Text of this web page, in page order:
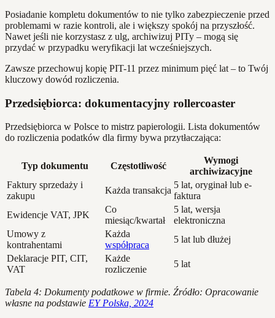
Posiadanie kompletu dokumentów to nie tylko zabezpieczenie przed
problemami w razie kontroli, ale i większy spokój na przyszłość.
Nawet jeśli nie korzystasz z ulg, archiwizuj PITy – mogą się
przydać w przypadku weryfikacji lat wcześniejszych.
Zawsze przechowuj kopię PIT-11 przez minimum pięć lat – to Twój
kluczowy dowód rozliczenia.
Przedsiębiorca: dokumentacyjny rollercoaster
Przedsiębiorca w Polsce to mistrz papierologii. Lista dokumentów
do rozliczenia podatków dla firmy bywa przytłaczająca:
Typ dokumentu Częstotliwość
Wymogi
archiwizacyjne
Faktury sprzedaży i
zakupu
Każda transakcja
5 lat, oryginał lub e-
faktura
Ewidencje VAT, JPK
Co
miesiąc/kwartał
5 lat, wersja
elektroniczna
Umowy z
kontrahentami
Każda
współpraca
5 lat lub dłużej
Deklaracje PIT, CIT,
VAT
Każde
rozliczenie
5 lat
Tabela 4: Dokumenty podatkowe w firmie. Źródło: Opracowanie
własne na podstawie EY Polska, 2024